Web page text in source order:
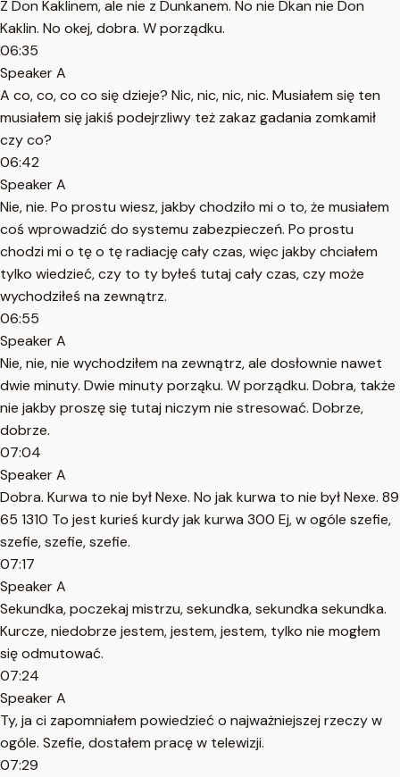
Z Don Kaklinem, ale nie z Dunkanem. No nie Dkan nie Don
Kaklin. No okej, dobra. W porządku.
06:35
Speaker A
A co, co, co co się dzieje? Nic, nic, nic, nic. Musiałem się ten
musiałem się jakiś podejrzliwy też zakaz gadania zomkamił
czy co?
06:42
Speaker A
Nie, nie. Po prostu wiesz, jakby chodziło mi o to, że musiałem
coś wprowadzić do systemu zabezpieczeń. Po prostu
chodzi mi o tę o tę radiację cały czas, więc jakby chciałem
tylko wiedzieć, czy to ty byłeś tutaj cały czas, czy może
wychodziłeś na zewnątrz.
06:55
Speaker A
Nie, nie, nie wychodziłem na zewnątrz, ale dosłownie nawet
dwie minuty. Dwie minuty porząku. W porządku. Dobra, także
nie jakby proszę się tutaj niczym nie stresować. Dobrze,
dobrze.
07:04
Speaker A
Dobra. Kurwa to nie był Nexe. No jak kurwa to nie był Nexe. 89
65 1310 To jest kurieś kurdy jak kurwa 300 Ej, w ogóle szefie,
szefie, szefie, szefie.
07:17
Speaker A
Sekundka, poczekaj mistrzu, sekundka, sekundka sekundka.
Kurcze, niedobrze jestem, jestem, jestem, tylko nie mogłem
się odmutować.
07:24
Speaker A
Ty, ja ci zapomniałem powiedzieć o najważniejszej rzeczy w
ogóle. Szefie, dostałem pracę w telewizji.
07:29